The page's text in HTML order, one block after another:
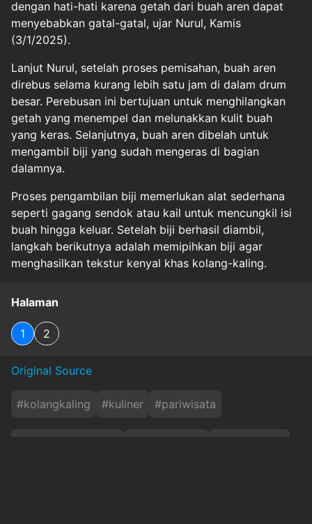
dengan hati-hati karena getah dari buah aren dapat
menyebabkan gatal-gatal, ujar Nurul, Kamis
(3/1/2025).
Lanjut Nurul, setelah proses pemisahan, buah aren
direbus selama kurang lebih satu jam di dalam drum
besar. Perebusan ini bertujuan untuk menghilangkan
getah yang menempel dan melunakkan kulit buah
yang keras. Selanjutnya, buah aren dibelah untuk
mengambil biji yang sudah mengeras di bagian
dalamnya.
Proses pengambilan biji memerlukan alat sederhana
seperti gagang sendok atau kail untuk mencungkil isi
buah hingga keluar. Setelah biji berhasil diambil,
langkah berikutnya adalah memipihkan biji agar
menghasilkan tekstur kenyal khas kolang-kaling.
Halaman
1 2
Original Source
#kolangkaling #kuliner #pariwisata